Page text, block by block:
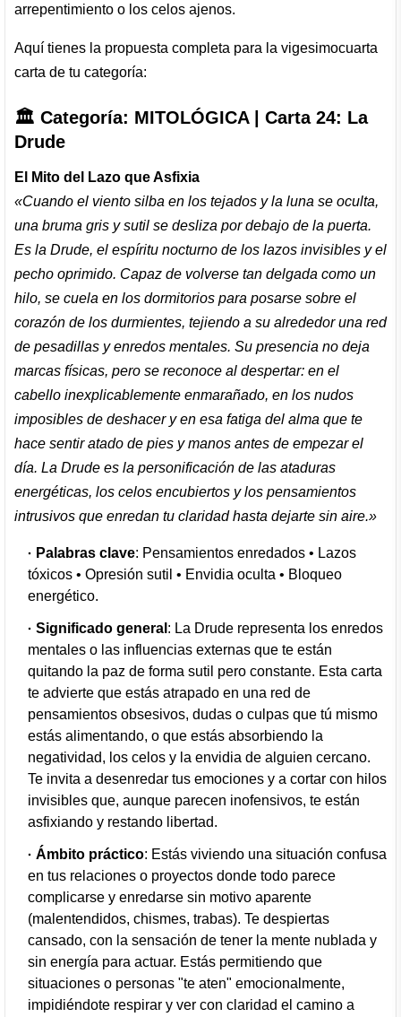
arrepentimiento o los celos ajenos.
Aquí tienes la propuesta completa para la vigesimocuarta
carta de tu categoría:
🏛️ Categoría: MITOLÓGICA | Carta 24: La
Drude
El Mito del Lazo que Asfixia
«Cuando el viento silba en los tejados y la luna se oculta,
una bruma gris y sutil se desliza por debajo de la puerta.
Es la Drude, el espíritu nocturno de los lazos invisibles y el
pecho oprimido. Capaz de volverse tan delgada como un
hilo, se cuela en los dormitorios para posarse sobre el
corazón de los durmientes, tejiendo a su alrededor una red
de pesadillas y enredos mentales. Su presencia no deja
marcas físicas, pero se reconoce al despertar: en el
cabello inexplicablemente enmarañado, en los nudos
imposibles de deshacer y en esa fatiga del alma que te
hace sentir atado de pies y manos antes de empezar el
día. La Drude es la personificación de las ataduras
energéticas, los celos encubiertos y los pensamientos
intrusivos que enredan tu claridad hasta dejarte sin aire.»
Palabras clave: Pensamientos enredados • Lazos
tóxicos • Opresión sutil • Envidia oculta • Bloqueo
energético.
Significado general : La Drude representa los enredos
mentales o las influencias externas que te están
quitando la paz de forma sutil pero constante. Esta carta
te advierte que estás atrapado en una red de
pensamientos obsesivos, dudas o culpas que tú mismo
estás alimentando, o que estás absorbiendo la
negatividad, los celos y la envidia de alguien cercano.
Te invita a desenredar tus emociones y a cortar con hilos
invisibles que, aunque parecen inofensivos, te están
asfixiando y restando libertad.
Ámbito práctico: Estás viviendo una situación confusa
en tus relaciones o proyectos donde todo parece
complicarse y enredarse sin motivo aparente
(malentendidos, chismes, trabas). Te despiertas
cansado, con la sensación de tener la mente nublada y
sin energía para actuar. Estás permitiendo que
situaciones o personas "te aten" emocionalmente,
impidiéndote respirar y ver con claridad el camino a